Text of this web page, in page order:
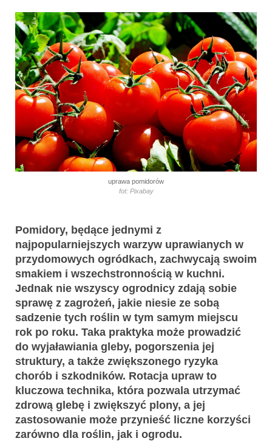
uprawa pomidorów
fot: Pixabay
Pomidory, będące jednymi z
najpopularniejszych warzyw uprawianych w
przydomowych ogródkach, zachwycają swoim
smakiem i wszechstronnością w kuchni.
Jednak nie wszyscy ogrodnicy zdają sobie
sprawę z zagrożeń, jakie niesie ze sobą
sadzenie tych roślin w tym samym miejscu
rok po roku. Taka praktyka może prowadzić
do wyjaławiania gleby, pogorszenia jej
struktury, a także zwiększonego ryzyka
chorób i szkodników. Rotacja upraw to
kluczowa technika, która pozwala utrzymać
zdrową glebę i zwiększyć plony, a jej
zastosowanie może przynieść liczne korzyści
zarówno dla roślin, jak i ogrodu.